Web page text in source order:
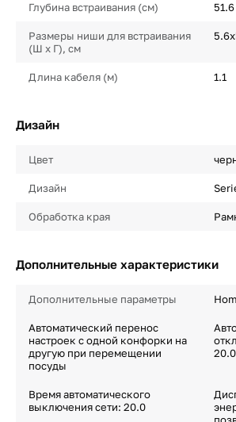
Глубина встраивания (см) 51.6
Размеры ниши для встраивания
(Ш х Г), см
Длина кабеля (м) 1.1
Дизайн
Цвет
Дизайн
Обработка края
Дополнительные характеристики
Дополнительные параметры
Автоматический перенос
настроек с одной конфорки на
другую при перемещении
посуды
20.0
Время автоматического
выключения сети: 20.0